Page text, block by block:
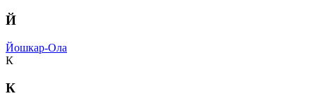
Й
Йошкар-Ола
К
К